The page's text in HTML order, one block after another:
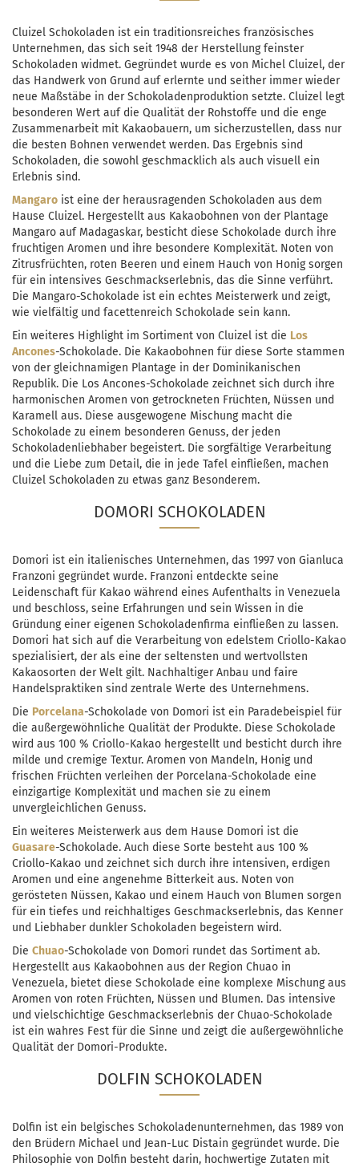
Cluizel Schokoladen ist ein traditionsreiches französisches
Unternehmen, das sich seit 1948 der Herstellung feinster
Schokoladen widmet. Gegründet wurde es von Michel Cluizel, der
das Handwerk von Grund auf erlernte und seither immer wieder
neue Maßstäbe in der Schokoladenproduktion setzte. Cluizel legt
besonderen Wert auf die Qualität der Rohstoffe und die enge
Zusammenarbeit mit Kakaobauern, um sicherzustellen, dass nur
die besten Bohnen verwendet werden. Das Ergebnis sind
Schokoladen, die sowohl geschmacklich als auch visuell ein
Erlebnis sind.
Mangaro ist eine der herausragenden Schokoladen aus dem
Hause Cluizel. Hergestellt aus Kakaobohnen von der Plantage
Mangaro auf Madagaskar, besticht diese Schokolade durch ihre
fruchtigen Aromen und ihre besondere Komplexität. Noten von
Zitrusfrüchten, roten Beeren und einem Hauch von Honig sorgen
für ein intensives Geschmackserlebnis, das die Sinne verführt.
Die Mangaro-Schokolade ist ein echtes Meisterwerk und zeigt,
wie vielfältig und facettenreich Schokolade sein kann.
Ein weiteres Highlight im Sortiment von Cluizel ist die Los
Ancones-Schokolade. Die Kakaobohnen für diese Sorte stammen
von der gleichnamigen Plantage in der Dominikanischen
Republik. Die Los Ancones-Schokolade zeichnet sich durch ihre
harmonischen Aromen von getrockneten Früchten, Nüssen und
Karamell aus. Diese ausgewogene Mischung macht die
Schokolade zu einem besonderen Genuss, der jeden
Schokoladenliebhaber begeistert. Die sorgfältige Verarbeitung
und die Liebe zum Detail, die in jede Tafel einfließen, machen
Cluizel Schokoladen zu etwas ganz Besonderem.
DOMORI SCHOKOLADEN
Domori ist ein italienisches Unternehmen, das 1997 von Gianluca
Franzoni gegründet wurde. Franzoni entdeckte seine
Leidenschaft für Kakao während eines Aufenthalts in Venezuela
und beschloss, seine Erfahrungen und sein Wissen in die
Gründung einer eigenen Schokoladenfirma einfließen zu lassen.
Domori hat sich auf die Verarbeitung von edelstem Criollo-Kakao
spezialisiert, der als eine der seltensten und wertvollsten
Kakaosorten der Welt gilt. Nachhaltiger Anbau und faire
Handelspraktiken sind zentrale Werte des Unternehmens.
Die Porcelana-Schokolade von Domori ist ein Paradebeispiel für
die außergewöhnliche Qualität der Produkte. Diese Schokolade
wird aus 100 % Criollo-Kakao hergestellt und besticht durch ihre
milde und cremige Textur. Aromen von Mandeln, Honig und
frischen Früchten verleihen der Porcelana-Schokolade eine
einzigartige Komplexität und machen sie zu einem
unvergleichlichen Genuss.
Ein weiteres Meisterwerk aus dem Hause Domori ist die
Guasare-Schokolade. Auch diese Sorte besteht aus 100 %
Criollo-Kakao und zeichnet sich durch ihre intensiven, erdigen
Aromen und eine angenehme Bitterkeit aus. Noten von
gerösteten Nüssen, Kakao und einem Hauch von Blumen sorgen
für ein tiefes und reichhaltiges Geschmackserlebnis, das Kenner
und Liebhaber dunkler Schokoladen begeistern wird.
Die Chuao-Schokolade von Domori rundet das Sortiment ab.
Hergestellt aus Kakaobohnen aus der Region Chuao in
Venezuela, bietet diese Schokolade eine komplexe Mischung aus
Aromen von roten Früchten, Nüssen und Blumen. Das intensive
und vielschichtige Geschmackserlebnis der Chuao-Schokolade
ist ein wahres Fest für die Sinne und zeigt die außergewöhnliche
Qualität der Domori-Produkte.
DOLFIN SCHOKOLADEN
Dolfin ist ein belgisches Schokoladenunternehmen, das 1989 von
den Brüdern Michael und Jean-Luc Distain gegründet wurde. Die
Philosophie von Dolfin besteht darin, hochwertige Zutaten mit